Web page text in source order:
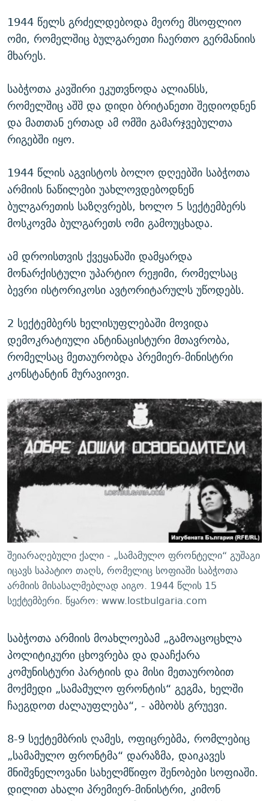
1944 წელს გრძელდებოდა მეორე მსოფლიო
ომი, რომელშიც ბულგარეთი ჩაერთო გერმანიის
მხარეს.
საბჭოთა კავშირი ეკუთვნოდა ალიანსს,
რომელშიც აშშ და დიდი ბრიტანეთი შედიოდნენ
და მათთან ერთად ამ ომში გამარჯვებულთა
რიგებში იყო.
1944 წლის აგვისტოს ბოლო დღეებში საბჭოთა
არმიის ნაწილები უახლოვდებოდნენ
ბულგარეთის საზღვრებს, ხოლო 5 სექტემბერს
მოსკოვმა ბულგარეთს ომი გამოუცხადა.
ამ დროისთვის ქვეყანაში დამყარდა
მონარქისტული უპარტიო რეჟიმი, რომელსაც
ბევრი ისტორიკოსი ავტორიტარულს უწოდებს.
2 სექტემბერს ხელისუფლებაში მოვიდა
დემოკრატიული ანტინაცისტური მთავრობა,
რომელსაც მეთაურობდა პრემიერ-მინისტრი
კონსტანტინ მურავიოვი.
შეიარაღებული ქალი - „სამამულო ფრონტელი“ გუშაგი
იცავს საპატიო თაღს, რომელიც სოფიაში საბჭოთა
არმიის მისასალმებლად აიგო. 1944 წლის 15
სექტემბერი. წყარო: www.lostbulgaria.com
საბჭოთა არმიის მოახლოებამ „გამოაცოცხლა
პოლიტიკური ცხოვრება და დააჩქარა
კომუნისტური პარტიის და მისი მეთაურობით
მოქმედი „სამამულო ფრონტის“ გეგმა, ხელში
ჩაეგდოთ ძალაუფლება“, - ამბობს გრუევი.
8-9 სექტემბრის ღამეს, ოფიცრებმა, რომლებიც
„სამამულო ფრონტმა“ დარაზმა, დაიკავეს
მნიშვნელოვანი სახელმწიფო შენობები სოფიაში.
დილით ახალი პრემიერ-მინისტრი, კიმონ